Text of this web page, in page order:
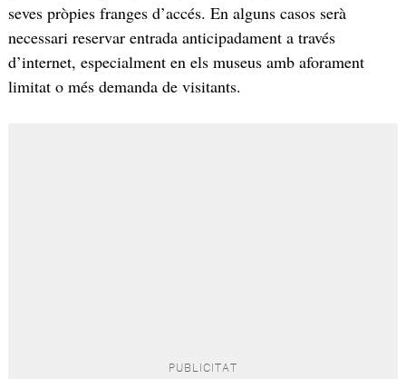
seves pròpies franges d’accés. En alguns casos serà
necessari reservar entrada anticipadament a través
d’internet, especialment en els museus amb aforament
limitat o més demanda de visitants.